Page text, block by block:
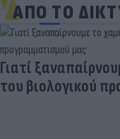
ΑΠΟ ΤΟ
Γιατί
του βιολογικού